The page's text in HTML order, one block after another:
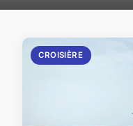
CROISIÈRE